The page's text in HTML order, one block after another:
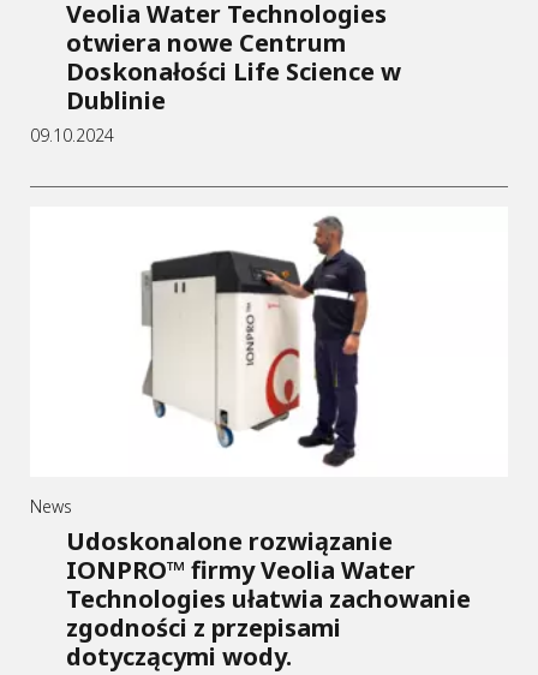
Veolia Water Technologies
otwiera nowe Centrum
Doskonałości Life Science w
Dublinie
09.10.2024
News
Udoskonalone rozwiązanie
IONPRO™ firmy Veolia Water
Technologies ułatwia zachowanie
zgodności z przepisami
dotyczącymi wody.